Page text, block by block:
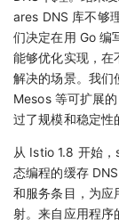
ares DNS 库不够
们决定在用 Go 编
能够优化实现，在
解决的场景。我们
Mesos 等可扩展
过了规模和稳定性
从 Istio 1.8 开始
态编程的缓存
和服务条目，为应
射。来自应用程